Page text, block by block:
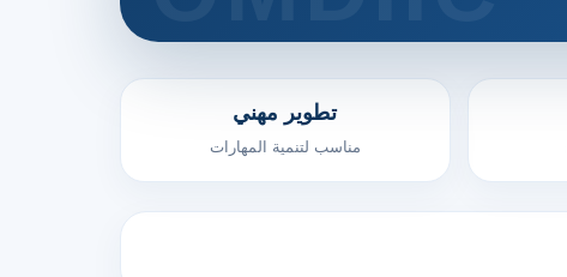
تطوير مهني
مناسب لتنمية المهارات